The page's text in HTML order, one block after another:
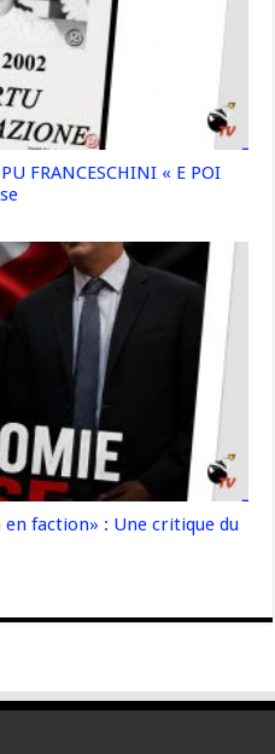
FRANCESCHINI « E POI
en faction» : Une critique du